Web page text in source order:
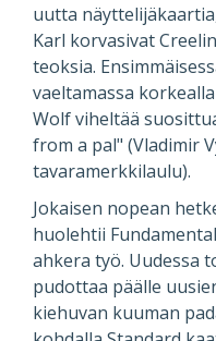
uutta
Karl korvasivat
teoksia.
vaeltamassa
Wolf viheltää
from a pal" (Vladimir
tavaramerkkilaulu).
Jokaisen nopean
huolehtii
ahkera työ. Uudessa
pudottaa päälle
kiehuvan kuuman